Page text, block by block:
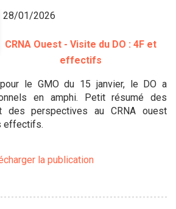
28/01/2026
CRNA Ouest - Visite du DO : 4F et
effectifs
le GMO du 15 janvier, le DO a
en amphi. Petit résumé des
des perspectives au CRNA ouest
effectifs.
la publication